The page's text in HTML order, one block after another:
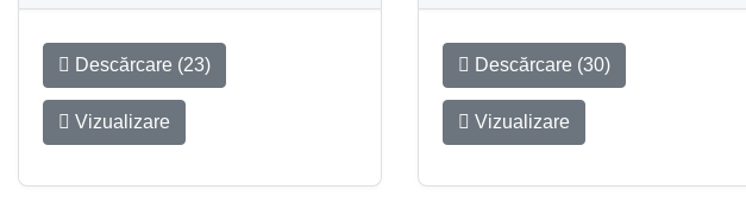
Descărcare (23)
Vizualizare
Descărcare (30)
Vizualizare